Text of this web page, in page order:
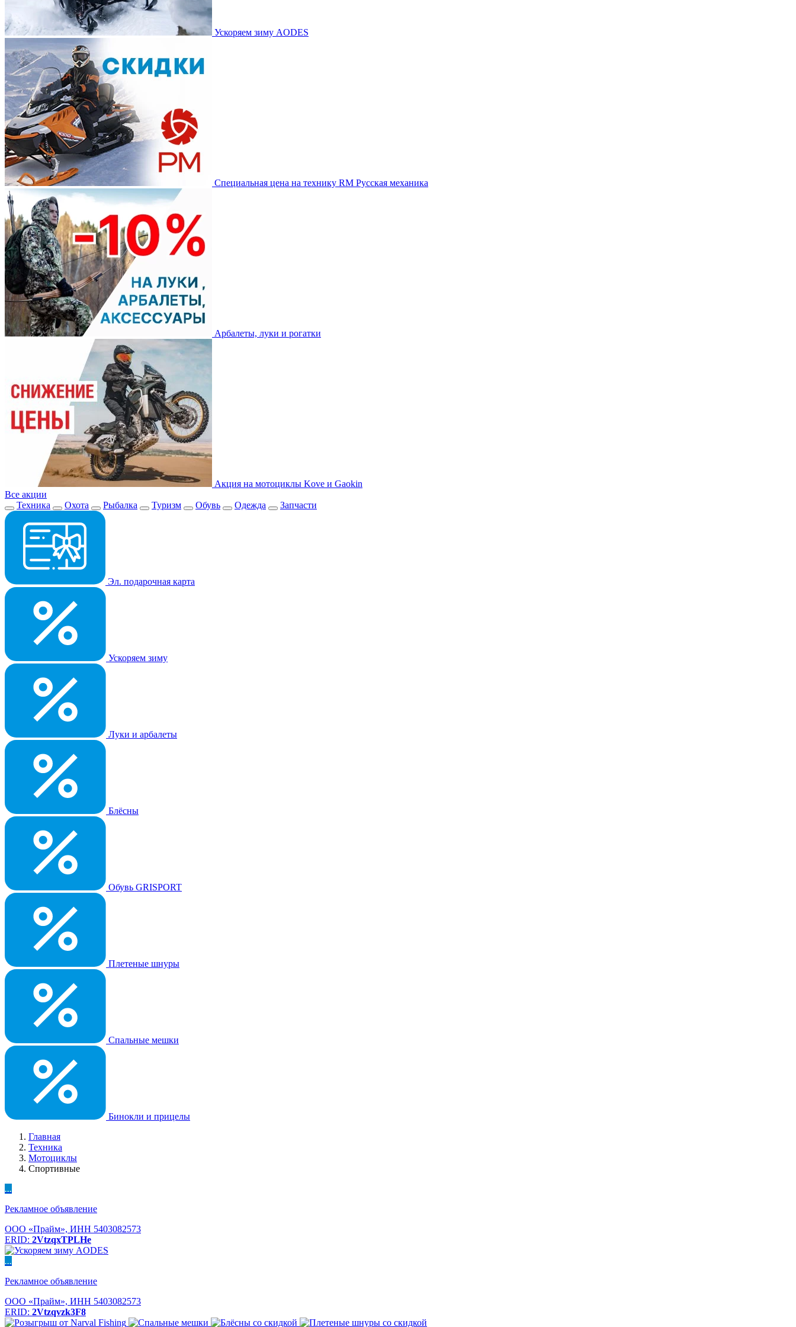
Ускоряем зиму AODES
Специальная цена на технику RM Русская механика
Арбалеты, луки и рогатки
Акция на мотоциклы Kove и Gaokin
Все акции
Техника
Охота Рыбалка Туризм Обувь Одежда Запчасти
Эл. подарочная карта
Ускоряем зиму
Луки и арбалеты
Блёсны
Обувь GRISPORT
Плетеные шнуры
Спальные мешки
Бинокли и прицелы
Главная
Техника
Мотоциклы
Спортивные
...
Рекламное объявление
ООО «Прайм», ИНН 5403082573
ERID: 2VtzqxTPLHe
...
Рекламное объявление
ООО «Прайм», ИНН 5403082573
ERID: 2Vtzqvzk3F8